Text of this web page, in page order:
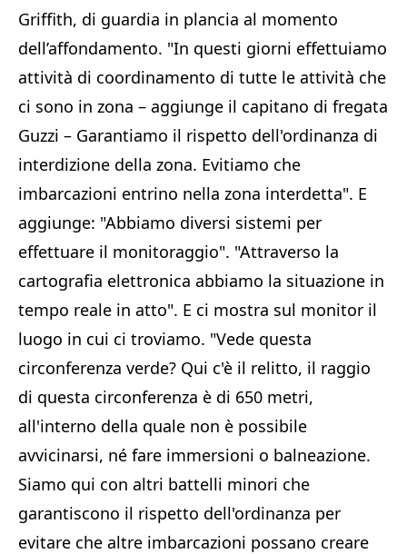
Griffith, di guardia in plancia al momento
dell’affondamento. "In questi giorni effettuiamo
attività di coordinamento di tutte le attività che
ci sono in zona – aggiunge il capitano di fregata
Guzzi – Garantiamo il rispetto dell'ordinanza di
interdizione della zona. Evitiamo che
imbarcazioni entrino nella zona interdetta". E
aggiunge: "Abbiamo diversi sistemi per
effettuare il monitoraggio". "Attraverso la
cartografia elettronica abbiamo la situazione in
tempo reale in atto". E ci mostra sul monitor il
luogo in cui ci troviamo. "Vede questa
circonferenza verde? Qui c'è il relitto, il raggio
di questa circonferenza è di 650 metri,
all'interno della quale non è possibile
avvicinarsi, né fare immersioni o balneazione.
Siamo qui con altri battelli minori che
garantiscono il rispetto dell'ordinanza per
evitare che altre imbarcazioni possano creare